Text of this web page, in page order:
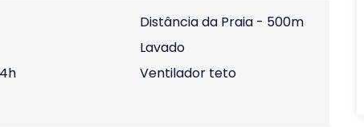
Distância da Praia - 500m
Lavado
Ventilador teto